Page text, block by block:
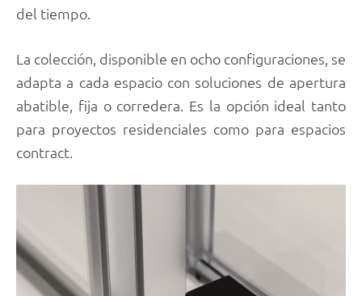
del tiempo.
La colección, disponible en ocho configuraciones, se
adapta a cada espacio con soluciones de apertura
abatible, fija o corredera. Es la opción ideal tanto
para proyectos residenciales como para espacios
contract.